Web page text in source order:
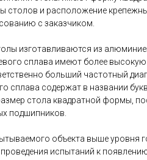
столов и расположение
с заказчиком.
изготавливаются из
сплава имеют более
больший частотный
сплава содержат в названии
стола квадратной формы,
подшипников.
объекта выше уровня
испытаний к